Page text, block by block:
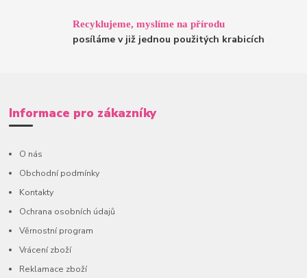
Recyklujeme, myslíme na přírodu
posíláme v již jednou použitých krabicích
Informace pro zákazníky
O nás
Obchodní podmínky
Kontakty
Ochrana osobních údajů
Věrnostní program
Vrácení zboží
Reklamace zboží